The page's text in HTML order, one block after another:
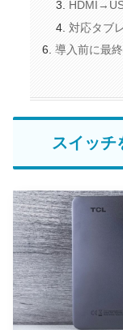
対応タブ
導入前に最
スイッチ